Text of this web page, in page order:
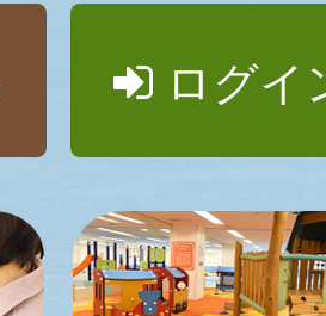
ログイ